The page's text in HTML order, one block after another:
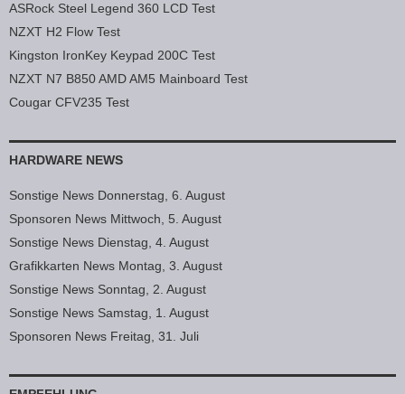
ASRock Steel Legend 360 LCD Test
NZXT H2 Flow Test
Kingston IronKey Keypad 200C Test
NZXT N7 B850 AMD AM5 Mainboard Test
Cougar CFV235 Test
HARDWARE NEWS
Sonstige News Donnerstag, 6. August
Sponsoren News Mittwoch, 5. August
Sonstige News Dienstag, 4. August
Grafikkarten News Montag, 3. August
Sonstige News Sonntag, 2. August
Sonstige News Samstag, 1. August
Sponsoren News Freitag, 31. Juli